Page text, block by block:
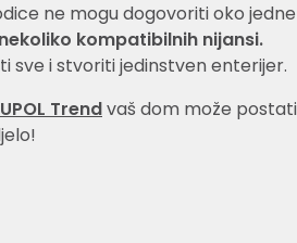
ne mogu dogovoriti oko jedne
kompatibilnih nijansi.
sve i stvoriti jedinstven enterijer.
Trendvaš dom može postati